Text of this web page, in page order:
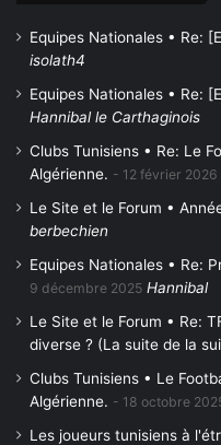
Equipes Nationales • Re:
isolath4
Equipes Nationales • Re:
Hannibal le Carthaginois
Clubs Tunisiens • Re: Le
Algérienne.
12 février 2026
Le Site et le Forum •
berbechien
Equipes Nationales • Re:
9 décembre 2025 Hannibal
Le Site et le Forum • Re:
diverse ? (La suite de la
Clubs Tunisiens • Le
Algérienne.
18 octobre
Les joueurs tunisiens à